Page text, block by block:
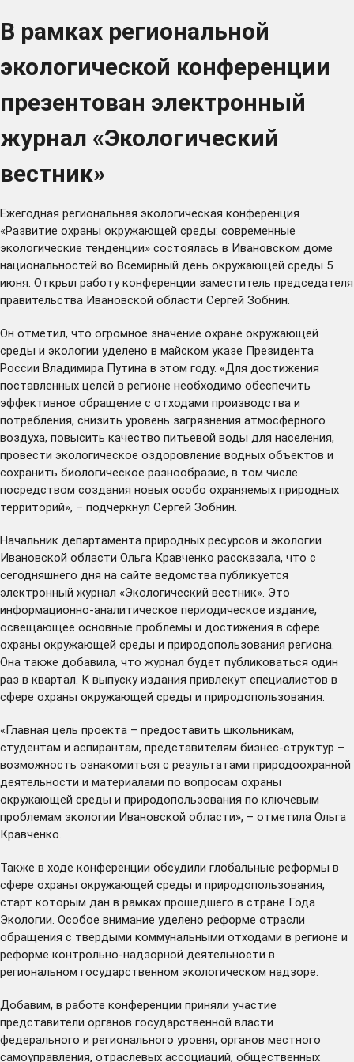
В рамках региональной
экологической конференции
презентован электронный
журнал «Экологический
вестник»
Ежегодная региональная экологическая конференция
«Развитие охраны окружающей среды: современные
экологические тенденции» состоялась в Ивановском доме
национальностей во Всемирный день окружающей среды 5
июня. Открыл работу конференции заместитель председателя
правительства Ивановской области Сергей Зобнин.
Он отметил, что огромное значение охране окружающей
среды и экологии уделено в майском указе Президента
России Владимира Путина в этом году. «Для достижения
поставленных целей в регионе необходимо обеспечить
эффективное обращение с отходами производства и
потребления, снизить уровень загрязнения атмосферного
воздуха, повысить качество питьевой воды для населения,
провести экологическое оздоровление водных объектов и
сохранить биологическое разнообразие, в том числе
посредством создания новых особо охраняемых природных
территорий», – подчеркнул Сергей Зобнин.
Начальник департамента природных ресурсов и экологии
Ивановской области Ольга Кравченко рассказала, что с
сегодняшнего дня на сайте ведомства публикуется
электронный журнал «Экологический вестник». Это
информационно-аналитическое периодическое издание,
освещающее основные проблемы и достижения в сфере
охраны окружающей среды и природопользования региона.
Она также добавила, что журнал будет публиковаться один
раз в квартал. К выпуску издания привлекут специалистов в
сфере охраны окружающей среды и природопользования.
«Главная цель проекта – предоставить школьникам,
студентам и аспирантам, представителям бизнес-структур –
возможность ознакомиться с результатами природоохранной
деятельности и материалами по вопросам охраны
окружающей среды и природопользования по ключевым
проблемам экологии Ивановской области», – отметила Ольга
Кравченко.
Также в ходе конференции обсудили глобальные реформы в
сфере охраны окружающей среды и природопользования,
старт которым дан в рамках прошедшего в стране Года
Экологии. Особое внимание уделено реформе отрасли
обращения с твердыми коммунальными отходами в регионе и
реформе контрольно-надзорной деятельности в
региональном государственном экологическом надзоре.
Добавим, в работе конференции приняли участие
представители органов государственной власти
федерального и регионального уровня, органов местного
самоуправления, отраслевых ассоциаций, общественных